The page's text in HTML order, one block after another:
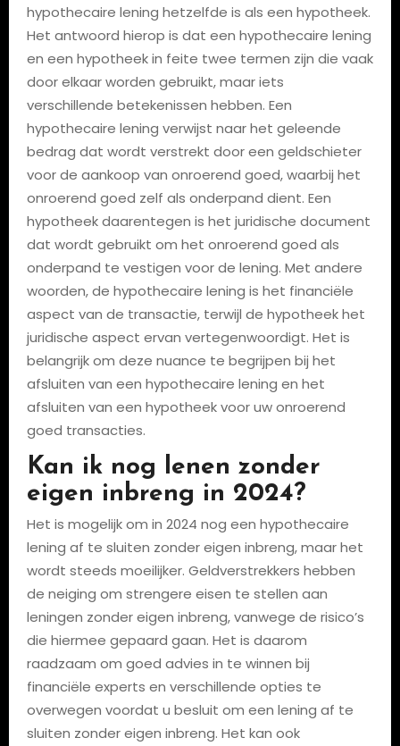
hypothecaire lening hetzelfde is als een hypotheek.
Het antwoord hierop is dat een hypothecaire lening
en een hypotheek in feite twee termen zijn die vaak
door elkaar worden gebruikt, maar iets
verschillende betekenissen hebben. Een
hypothecaire lening verwijst naar het geleende
bedrag dat wordt verstrekt door een geldschieter
voor de aankoop van onroerend goed, waarbij het
onroerend goed zelf als onderpand dient. Een
hypotheek daarentegen is het juridische document
dat wordt gebruikt om het onroerend goed als
onderpand te vestigen voor de lening. Met andere
woorden, de hypothecaire lening is het financiële
aspect van de transactie, terwijl de hypotheek het
juridische aspect ervan vertegenwoordigt. Het is
belangrijk om deze nuance te begrijpen bij het
afsluiten van een hypothecaire lening en het
afsluiten van een hypotheek voor uw onroerend
goed transacties.
Kan ik nog lenen zonder
eigen inbreng in 2024?
Het is mogelijk om in 2024 nog een hypothecaire
lening af te sluiten zonder eigen inbreng, maar het
wordt steeds moeilijker. Geldverstrekkers hebben
de neiging om strengere eisen te stellen aan
leningen zonder eigen inbreng, vanwege de risico’s
die hiermee gepaard gaan. Het is daarom
raadzaam om goed advies in te winnen bij
financiële experts en verschillende opties te
overwegen voordat u besluit om een lening af te
sluiten zonder eigen inbreng. Het kan ook